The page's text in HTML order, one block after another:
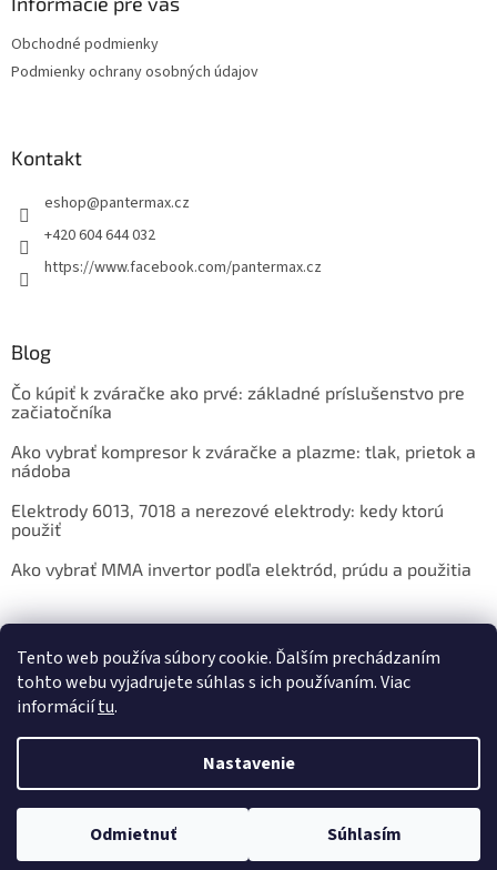
Tento web používa súbory cookie. Ďalším prechádzaním
tohto webu vyjadrujete súhlas s ich používaním. Viac
informáciítu.
Nastavenie
Odmietnuť Súhlasím
Obchodné podmienky
Podmienky ochrany osobných údajov
Kontakt
eshop@pantermax.cz
+420 604 644 032
https://www.facebook.com/pantermax.cz
Blog
Čo kúpiť k zváračke ako prvé: základné príslušenstvo pre
začiatočníka
Ako vybrať kompresor k zváračke a plazme: tlak, prietok a
nádoba
Elektrody 6013, 7018 a nerezové elektrody: kedy ktorú
použiť
Ako vybrať MMA invertor podľa elektród, prúdu a použitia
Facebook
Vytvoril Shoptet
Copyright 2026Pantermax.sk . Všetky práva vyhradené.